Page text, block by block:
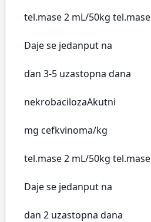
tel.mase 2 mL/50kg tel.mase
Daje se jedanput na
dan 3-5 uzastopna dana
nekrobacilozaAkutni
mg cefkvinoma/kg
tel.mase 2 mL/50kg tel.mase
Daje se jedanput na
dan 2 uzastopna dana